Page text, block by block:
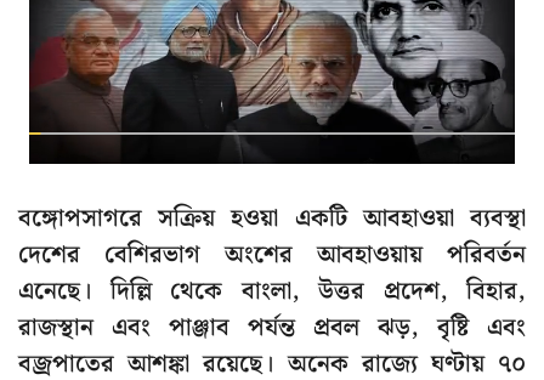
বঙ্গোপসাগরে সক্রিয় হওয়া একটি আবহাওয়া ব্যবস্থা
দেশের বেশিরভাগ অংশের আবহাওয়ায় পরিবর্তন
এনেছে। দিল্লি থেকে বাংলা, উত্তর প্রদেশ, বিহার,
রাজস্থান এবং পাঞ্জাব পর্যন্ত প্রবল ঝড়, বৃষ্টি এবং
বজ্রপাতের আশঙ্কা রয়েছে। অনেক রাজ্যে ঘণ্টায় ৭০